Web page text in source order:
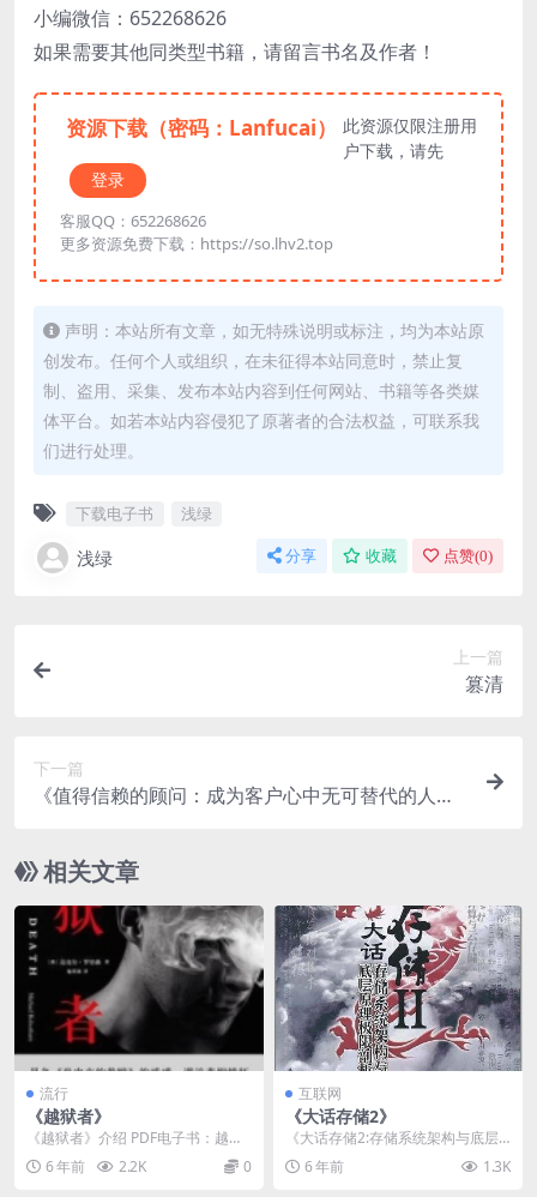
小编微信：652268626
如果需要其他同类型书籍，请留言书名及作者！
资源下载（密码：Lanfucai）
此资源仅限注册用
户下载，请先
登录
客服QQ：652268626
更多资源免费下载：https://so.lhv2.top
声明：本站所有文章，如无特殊说明或标注，均为本站原
创发布。任何个人或组织，在未征得本站同意时，禁止复
制、盗用、采集、发布本站内容到任何网站、书籍等各类媒
体平台。如若本站内容侵犯了原著者的合法权益，可联系我
们进行处理。
下载电子书 浅绿
浅绿 分享 收藏 点赞(0)
上一篇
篡清
下一篇
《值得信赖的顾问：成为客户心中无可替代的人》p
相关文章
流行
《越狱者》
《越狱者》介绍 PDF电子书：越狱
者 PDF电子书作者：[澳] 迈克尔·罗
伯森 ...
6 年前 2.2K 0
互联网
《大话存储2》
《大话存储2:存储系统架构与底层
原理极限剖析》内容简介：网络存
储是一个涉及计算机...
6 年前 1.3K